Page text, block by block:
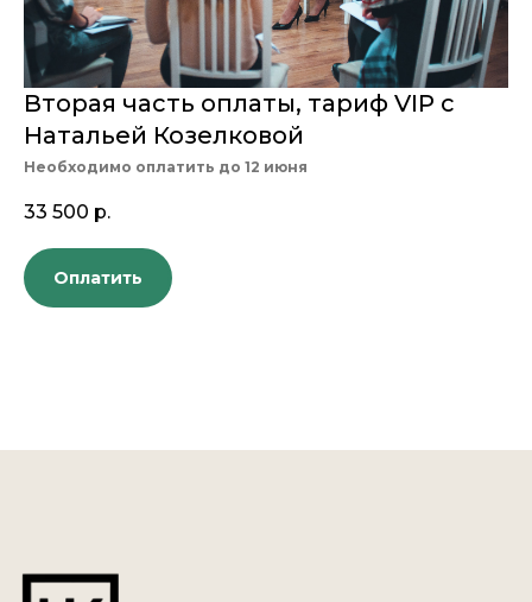
Вторая часть оплаты, тариф VIP с
Натальей Козелковой
Необходимо оплатить до 12 июня
33 500 р.
Оплатить